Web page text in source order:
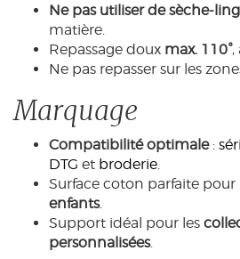
Ne pas utiliser de sèche-
matière.
Repassage doux max. 110°,
Ne pas repasser sur les
Marquage
Compatibilité optimale:
DTG et broderie.
Surface coton parfaite pour
enfants.
Support idéal pour les
personnalisées.